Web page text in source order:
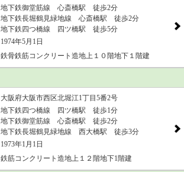
地下鉄御堂筋線 心斎橋駅 徒歩2分
地下鉄長堀鶴見緑地線 心斎橋駅 徒歩2分
地下鉄四つ橋線 四ツ橋駅 徒歩5分
1974年5月1日
鉄骨鉄筋コンクリート造地上１０階地下１階建
大阪府大阪市西区北堀江1丁目5番2号
地下鉄四つ橋線 四ツ橋駅 徒歩1分
地下鉄御堂筋線 心斎橋駅 徒歩2分
地下鉄長堀鶴見緑地線 西大橋駅 徒歩3分
1973年1月1日
鉄筋コンクリート造地上１２階地下1階建